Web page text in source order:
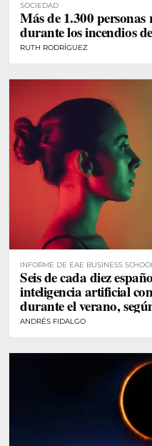
SOCIEDAD
Más de 1.300
durante los incendios
RUTH RODRÍGUEZ
INFORME DE EAE BUSINESS
Seis de cada diez
inteligencia artificial
durante el verano,
ANDRÉS FIDALGO